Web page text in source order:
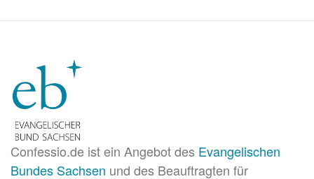
Confessio.de ist ein Angebot des Evangelischen
Bundes Sachsen und des Beauftragten für